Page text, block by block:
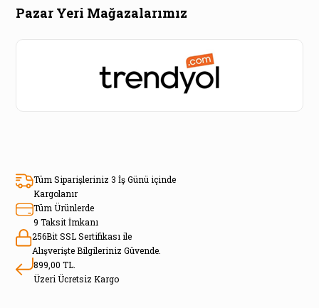
Pazar Yeri Mağazalarımız
Tüm Siparişleriniz 3 İş Günü içinde
Kargolanır
Tüm Ürünlerde
9 Taksit İmkanı
256Bit SSL Sertifikası ile
Alışverişte Bilgileriniz Güvende.
899,00 TL.
Üzeri Ücretsiz Kargo